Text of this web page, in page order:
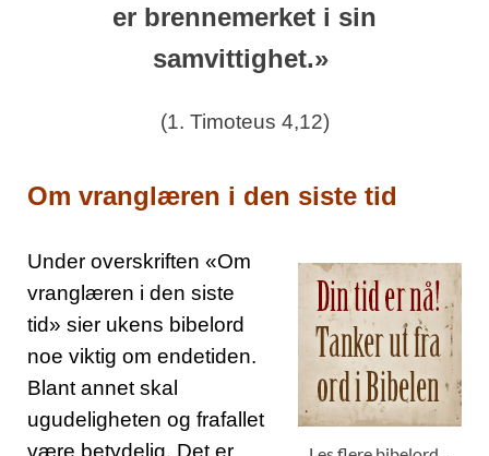
er brennemerket i sin
samvittighet.»
(1. Timoteus 4,12)
Om vranglæren i den siste tid
Under overskriften «Om
vranglæren i den siste
tid» sier ukens bibelord
noe viktig om endetiden.
Blant annet skal
ugudeligheten og frafallet
være betydelig. Det er